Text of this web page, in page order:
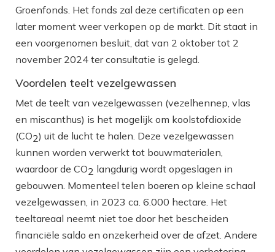
Groenfonds. Het fonds zal deze certificaten op een
later moment weer verkopen op de markt. Dit staat in
een voorgenomen besluit, dat van 2 oktober tot 2
november 2024 ter consultatie is gelegd.
Voordelen teelt vezelgewassen
Met de teelt van vezelgewassen (vezelhennep, vlas
en miscanthus) is het mogelijk om koolstofdioxide
(CO2) uit de lucht te halen. Deze vezelgewassen
kunnen worden verwerkt tot bouwmaterialen,
waardoor de CO2 langdurig wordt opgeslagen in
gebouwen. Momenteel telen boeren op kleine schaal
vezelgewassen, in 2023 ca. 6.000 hectare. Het
teeltareaal neemt niet toe door het bescheiden
financiële saldo en onzekerheid over de afzet. Andere